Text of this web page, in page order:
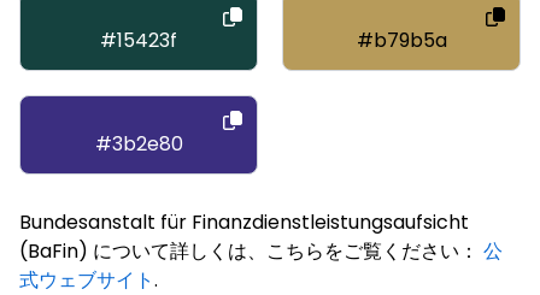
#15423f #b79b5a
#3b2e80
Bundesanstalt für Finanzdienstleistungsaufsicht
(BaFin) について詳しくは、こちらをご覧ください： 公
式ウェブサイト.